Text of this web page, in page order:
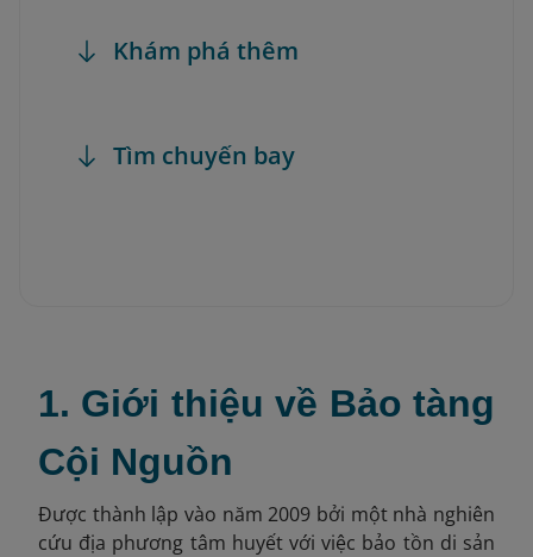
Khám phá thêm
Tìm chuyến bay
1. Giới thiệu về Bảo tàng
Cội Nguồn
Được thành lập vào năm 2009 bởi một nhà nghiên
cứu địa phương tâm huyết với việc bảo tồn di sản